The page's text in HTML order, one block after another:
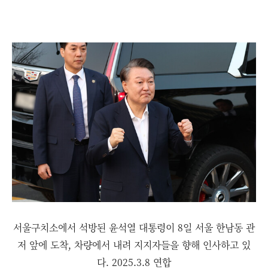
서울구치소에서 석방된 윤석열 대통령이 8일 서울 한남동 관
저 앞에 도착, 차량에서 내려 지지자들을 향해 인사하고 있
다. 2025.3.8 연합